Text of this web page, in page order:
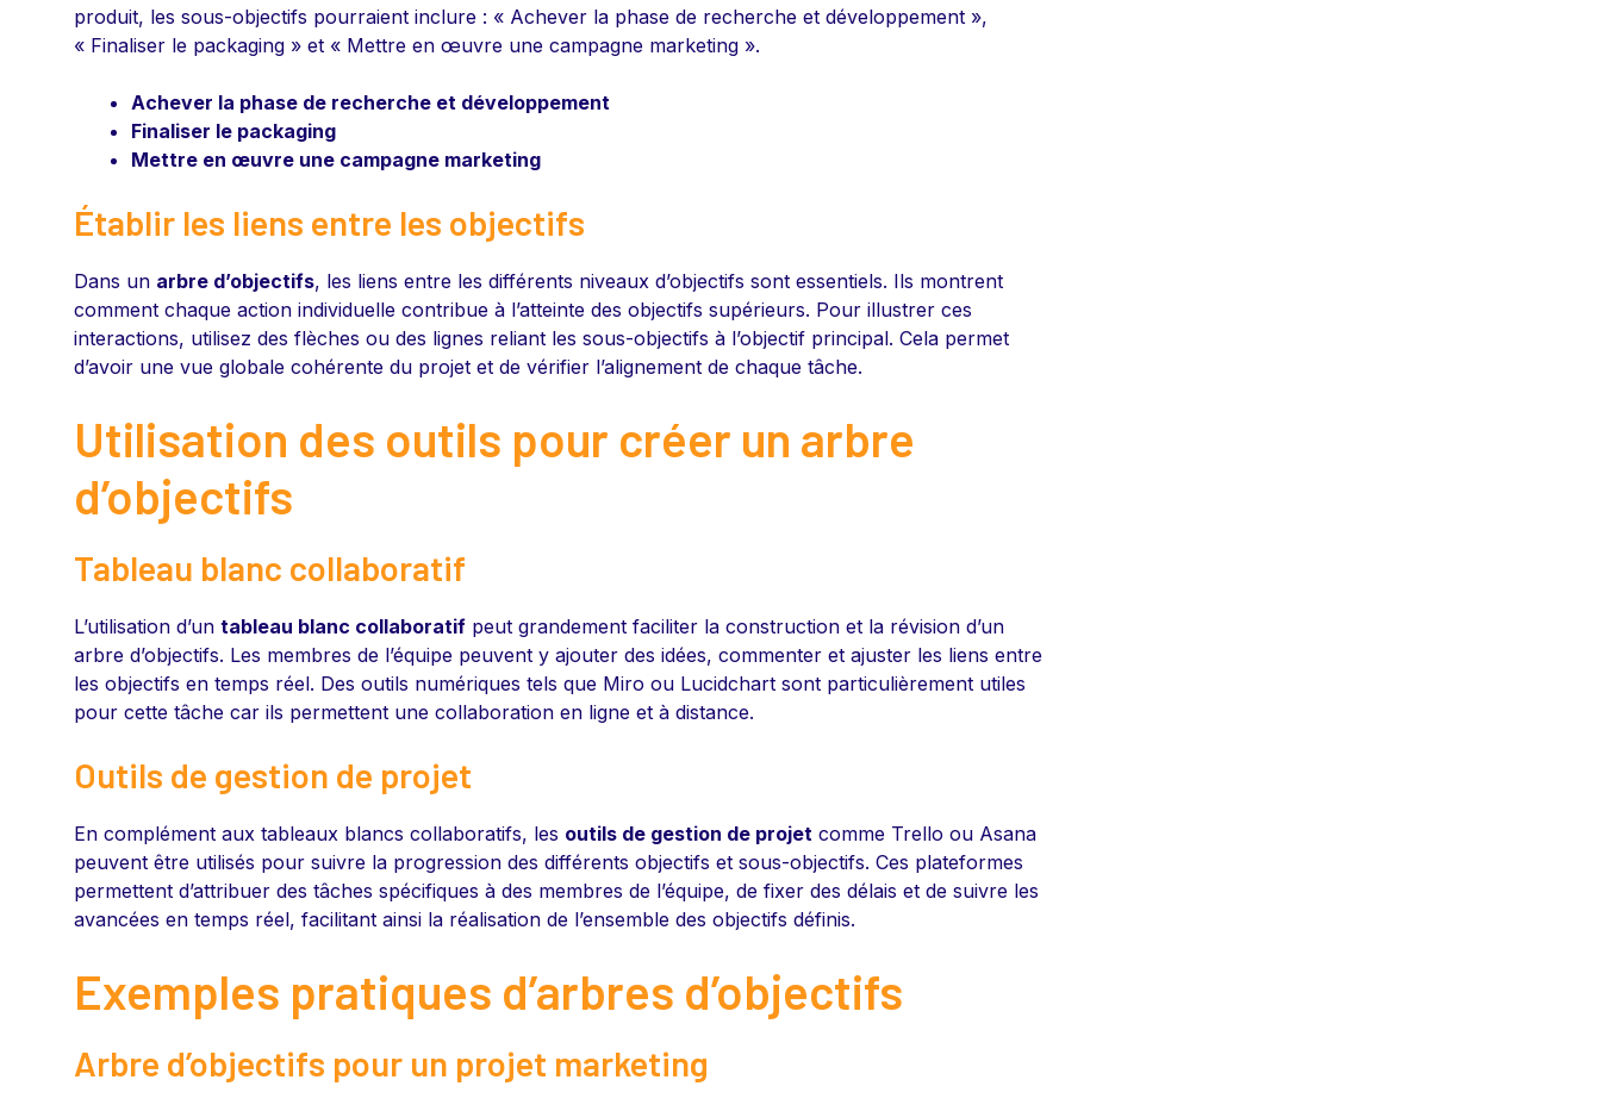
produit, les sous-objectifs pourraient inclure : « Achever la phase de recherche et développement »,
« Finaliser le packaging » et « Mettre en œuvre une campagne marketing ».
Achever la phase de recherche et développement
Finaliser le packaging
Mettre en œuvre une campagne marketing
Établir les liens entre les objectifs
Dans un arbre d’objectifs, les liens entre les différents niveaux d’objectifs sont essentiels. Ils montrent
comment chaque action individuelle contribue à l’atteinte des objectifs supérieurs. Pour illustrer ces
interactions, utilisez des flèches ou des lignes reliant les sous-objectifs à l’objectif principal. Cela permet
d’avoir une vue globale cohérente du projet et de vérifier l’alignement de chaque tâche.
Utilisation des outils pour créer un arbre
d’objectifs
Tableau blanc collaboratif
L’utilisation d’un tableau blanc collaboratif peut grandement faciliter la construction et la révision d’un
arbre d’objectifs. Les membres de l’équipe peuvent y ajouter des idées, commenter et ajuster les liens entre
les objectifs en temps réel. Des outils numériques tels que Miro ou Lucidchart sont particulièrement utiles
pour cette tâche car ils permettent une collaboration en ligne et à distance.
Outils de gestion de projet
En complément aux tableaux blancs collaboratifs, les outils de gestion de projet comme Trello ou Asana
peuvent être utilisés pour suivre la progression des différents objectifs et sous-objectifs. Ces plateformes
permettent d’attribuer des tâches spécifiques à des membres de l’équipe, de fixer des délais et de suivre les
avancées en temps réel, facilitant ainsi la réalisation de l’ensemble des objectifs définis.
Exemples pratiques d’arbres d’objectifs
Arbre d’objectifs pour un projet marketing